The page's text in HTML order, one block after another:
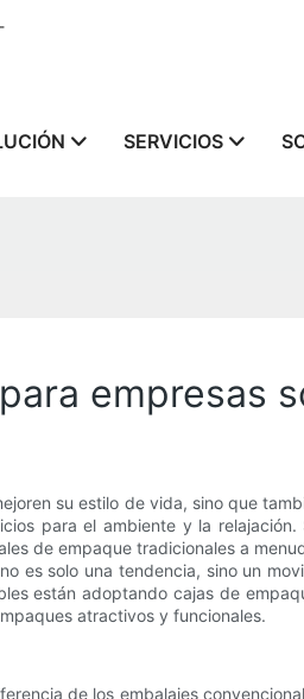
SERVICIOS
empresas
su estilo de vida, sino que
para el ambiente y la
de empaque tradicionales a
es solo una tendencia, sino un
están adoptando cajas de
atractivos y funcionales.
de los embalajes